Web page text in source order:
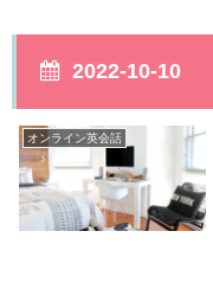
2022-10-10
オンライン英会話